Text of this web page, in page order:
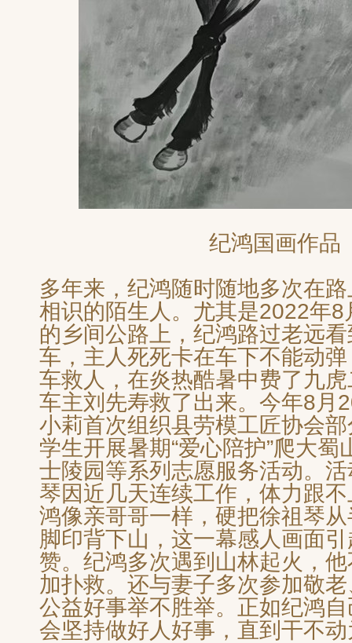
纪鸿国画作品
多年来，纪鸿随时随地多次在
相识的陌生人。尤其是2022年
的乡间公路上，纪鸿路过老远
车，主人死死卡在车下不能动
车救人，在炎热酷暑中费了九
车主刘先寿救了出来。今年8月
小莉首次组织县劳模工匠协会
学生开展暑期“爱心陪护”爬大蜀
士陵园等系列志愿服务活动。
琴因近几天连续工作，体力跟
鸿像亲哥哥一样，硬把徐祖琴
脚印背下山，这一幕感人画面
赞。纪鸿多次遇到山林起火，
加扑救。还与妻子多次参加敬
公益好事举不胜举。正如纪鸿
会坚持做好人好事，直到干不动